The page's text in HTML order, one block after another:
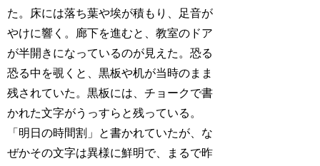
た。床には落ち葉や埃が積もり、足音が
やけに響く。廊下を進むと、教室のドア
が半開きになっているのが見えた。恐る
恐る中を覗くと、黒板や机が当時のまま
残されていた。黒板には、チョークで書
かれた文字がうっすらと残っている。
「明日の時間割」と書かれていたが、な
ぜかその文字は異様に鮮明で、まるで昨